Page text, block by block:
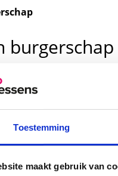
Toestemming
maakt gebruik van
burgerschap